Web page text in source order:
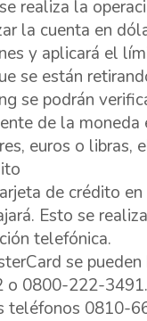
realiza la
la cuenta en
y aplicará el
se están
se podrán
de la moneda
euros o libras,
de crédito
Esto se
telefónica.
se
0800-222-
teléfonos 0810-